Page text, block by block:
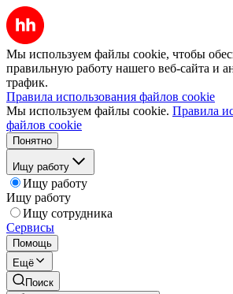
Мы используем файлы cookie, чтобы
правильную работу нашего веб-сайта и
трафик.
Правила использования файлов cookie
Мы используем файлы cookie. Правила
файлов cookie
Понятно
Ищу работу
Ищу работу
Ищу работу
Ищу сотрудника
Сервисы
Помощь
Ещё
Поиск